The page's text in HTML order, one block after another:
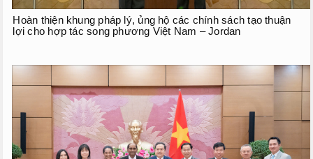
Hoàn thiện khung pháp lý, ủng hộ các chính sách tạo thuận
lợi cho hợp tác song phương Việt Nam – Jordan